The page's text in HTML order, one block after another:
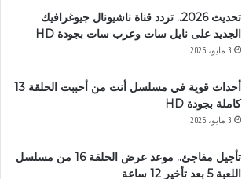
تحديث 2026.. تردد قناة ناشيونال جيوغرافيك
الجديد على نايل سات وعرب سات بجودة HD
3 مايو، 2026
أحداث قوية في مسلسل أنت من أحببت الحلقة 13
كاملة بجودة HD
3 مايو، 2026
تأجيل مفاجئ.. موعد عرض الحلقة 16 من مسلسل
اللعبة 5 بعد تأخير 12 ساعة